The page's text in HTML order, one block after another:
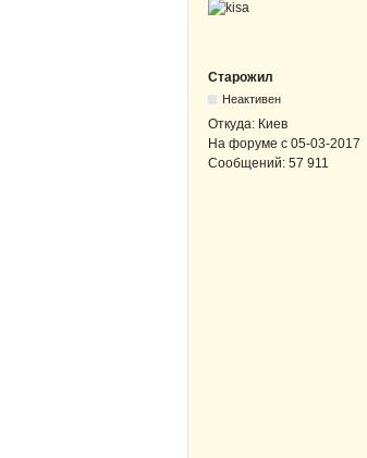
Старожил
Неактивен
Откуда: Киев
На форуме с 05-03-2017
Сообщений: 57 911